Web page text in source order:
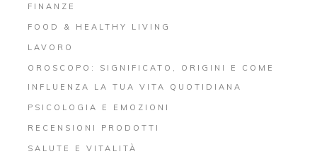
FINANZE
FOOD & HEALTHY LIVING
LAVORO
OROSCOPO: SIGNIFICATO, ORIGINI E COME
INFLUENZA LA TUA VITA QUOTIDIANA
PSICOLOGIA E EMOZIONI
RECENSIONI PRODOTTI
SALUTE E VITALITÀ